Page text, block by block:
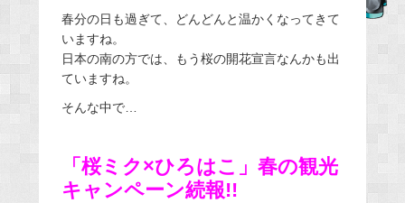
o
k
春分の日も過ぎて、どんどんと温かくなってきて
いますね。
日本の南の方では、もう桜の開花宣言なんかも出
ていますね。
そんな中で…
「桜ミク×ひろはこ」春の観光
キャンペーン続報!!